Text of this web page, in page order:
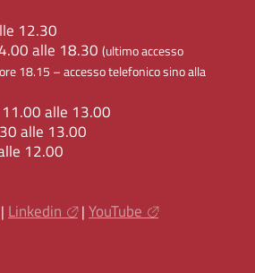
12.30
alle 18.30 (ultimo accesso
18.15 – accesso telefonico sino alla
alle 13.00
alle 13.00
12.00
Linkedin | YouTube